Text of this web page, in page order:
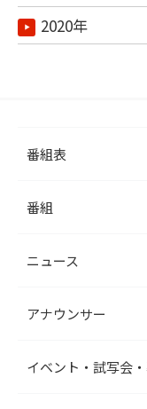
2020年
番組表
番組
ニュース
アナウンサー
イベント・試写会